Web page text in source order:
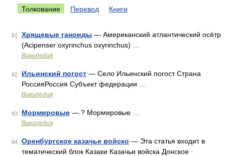
Толкование Перевод Книги
81 Хрящевые ганоиды — Американский атлантический осётр
(Acipenser oxyrinchus oxyrinchus) …
Википедия
82 Ильинский погост — Село Ильинский погост Страна
РоссияРоссия Субъект федерации …
Википедия
83 Мормировые — ? Мормировые …
Википедия
84 Оренбургское казачье войско — Эта статья входит в
тематический блок Казаки Казачьи войска Донское ·